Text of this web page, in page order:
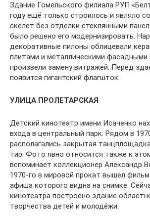
Здание Гомельского филиала РУП
году ещё только строилось и являло
скелет без отделки стеклянными
было решено его модернизировать.
декоративные пилоны облицевали
плитами и металлическими фасад­ными
произвели замену витражей. Перед
появится гигантский флагшток.
УЛИЦА ПРОЛЕТАРСКАЯ
Детский кинотеатр имени Исаченко
входа в центральный парк. Рядом в
располагались закрытая
тир. Фото явно относится также к
вспоминает коллекционер Алек­сандр
1970-го в мировой прокат вышел фильм
афиша которого видна на снимке.
кинотеатра постро­ено здание
творчества детей и молодёжи.